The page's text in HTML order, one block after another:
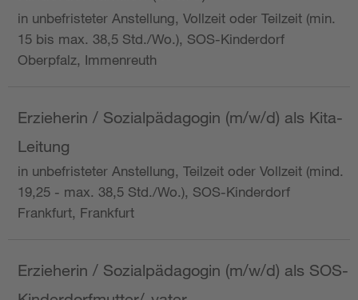
in unbefristeter Anstellung, Vollzeit oder Teilzeit (min.
15 bis max. 38,5 Std./Wo.), SOS-Kinderdorf
Oberpfalz, Immenreuth
Erzieherin / Sozialpädagogin (m/w/d) als Kita-
Leitung
in unbefristeter Anstellung, Teilzeit oder Vollzeit (mind.
19,25 - max. 38,5 Std./Wo.), SOS-Kinderdorf
Frankfurt, Frankfurt
Erzieherin / Sozialpädagogin (m/w/d) als SOS-